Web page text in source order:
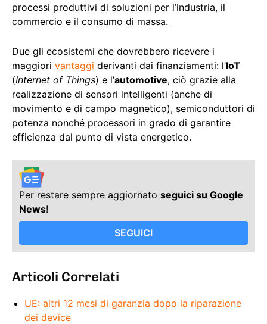
processi produttivi di soluzioni per l’industria, il
commercio e il consumo di massa.
Due gli ecosistemi che dovrebbero ricevere i
maggiori vantaggi derivanti dai finanziamenti: l’IoT
(Internet of Things) e l’automotive, ciò grazie alla
realizzazione di sensori intelligenti (anche di
movimento e di campo magnetico), semiconduttori di
potenza nonché processori in grado di garantire
efficienza dal punto di vista energetico.
Per restare sempre aggiornato seguici su Google
News!
SEGUICI
Articoli Correlati
UE: altri 12 mesi di garanzia dopo la riparazione
dei device